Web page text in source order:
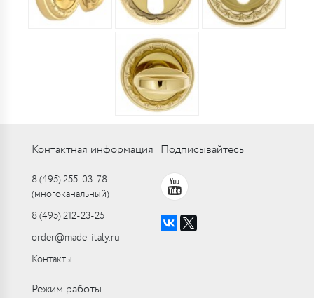
Контактная информация
8 (495) 255-03-78
(многоканальный)
8 (495) 212-23-25
order@made-italy.ru
Контакты
Подписывайтесь
Режим работы